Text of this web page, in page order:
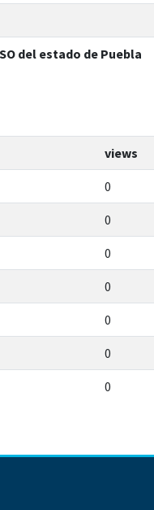
del estado de Puebla
views
0
0
0
0
0
0
0